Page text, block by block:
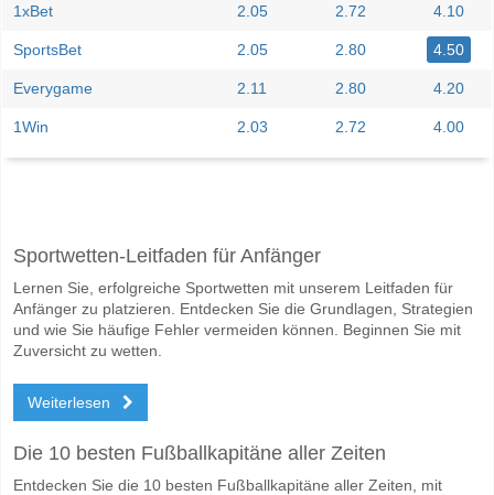
1xBet 2.05 2.72 4.10
SportsBet 2.05 2.80 4.50
Everygame 2.11 2.80 4.20
1Win 2.03 2.72 4.00
Das Spiel zwischen Quilmes v Gimnasia y Tiro 13 June 2026 21:00.
Wer ist das Lieblingsteam, zwischen dem zu
Quilmes für den Gewinner den Spiel, mit einer Wahrscheinlichkeit von
Nein für Beide Teams Erzielen, mit einem Prozentsatz von 69%.
Wofür ist die richtige Ergebnisprognose Quilmes v
Auf der riskanten Seite, können Sie das Korrektes Ergebnis von
Sportwetten-Leitfaden für Anfänger
Lernen Sie, erfolgreiche Sportwetten mit unserem Leitfaden für
Anfänger zu platzieren. Entdecken Sie die Grundlagen, Strategien
und wie Sie häufige Fehler vermeiden können. Beginnen Sie mit
Zuversicht zu wetten.
Weiterlesen
Die 10 besten Fußballkapitäne aller Zeiten
Entdecken Sie die 10 besten Fußballkapitäne aller Zeiten, mit